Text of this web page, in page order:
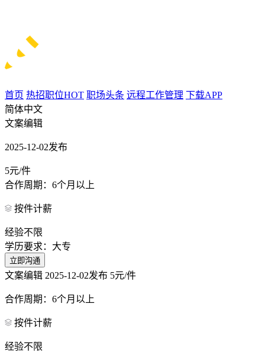
首页 热招职位HOT 职场头条 远程工作管理 下载APP
简体中文
文案编辑
2025-12-02发布
5元/件
合作周期：6个月以上
按件计薪
经验不限
学历要求：大专
立即沟通
文案编辑 2025-12-02发布 5元/件
合作周期：6个月以上
按件计薪
经验不限